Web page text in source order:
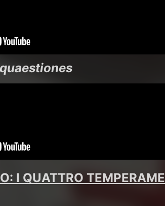
I QUATTRO